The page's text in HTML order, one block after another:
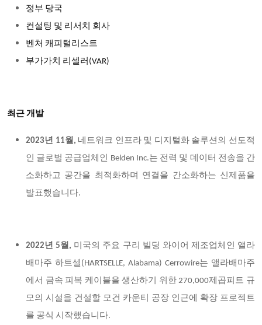
정부 당국
컨설팅 및 리서치 회사
벤처 캐피털리스트
부가가치 리셀러(VAR)
최근 개발
2023년 11월, 네트워크 인프라 및 디지털화 솔루션의 선도적
인 글로벌 공급업체인 Belden Inc.는 전력 및 데이터 전송을 간
소화하고 공간을 최적화하며 연결을 간소화하는 신제품을
발표했습니다.
2022년 5월, 미국의 주요 구리 빌딩 와이어 제조업체인 앨라
배마주 하트셀(HARTSELLE, Alabama) Cerrowire는 앨라배마주
에서 금속 피복 케이블을 생산하기 위한 270,000제곱피트 규
모의 시설을 건설할 모건 카운티 공장 인근에 확장 프로젝트
를 공식 시작했습니다.